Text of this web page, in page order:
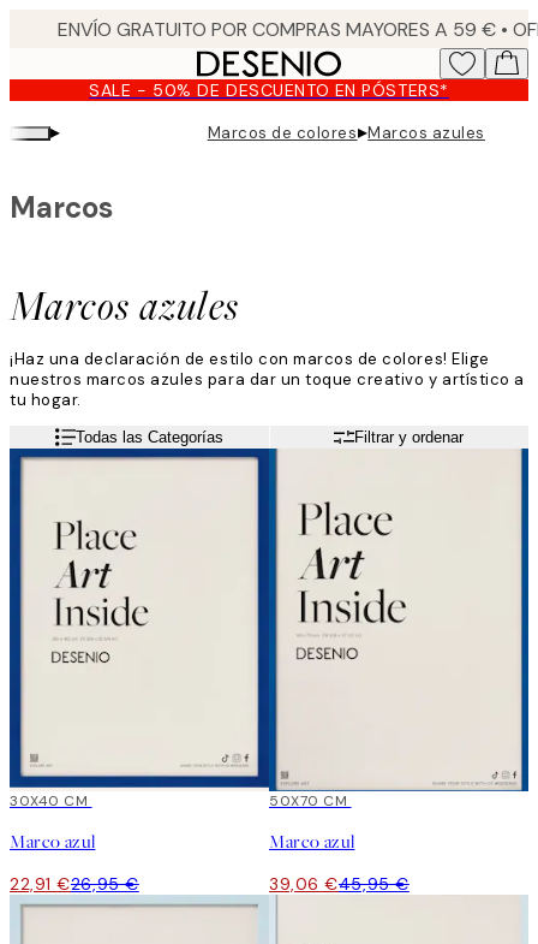
content.SALE - 50% DE DESCUENTO EN PÓSTERS*
▸ Marcos de colores▸Marcos azules
Marcos azules
Marcos
¡Haz una declaración de estilo con marcos de colores! Elige
nuestros marcos azules para dar un toque creativo y artístico a
tu hogar.
Todas las Categorías Filtrar y ordenar
15%*
30X40 CM
Marco azul
22,91 €26,95 €
15%*
50X70 CM
Marco azul
39,06 €45,95 €